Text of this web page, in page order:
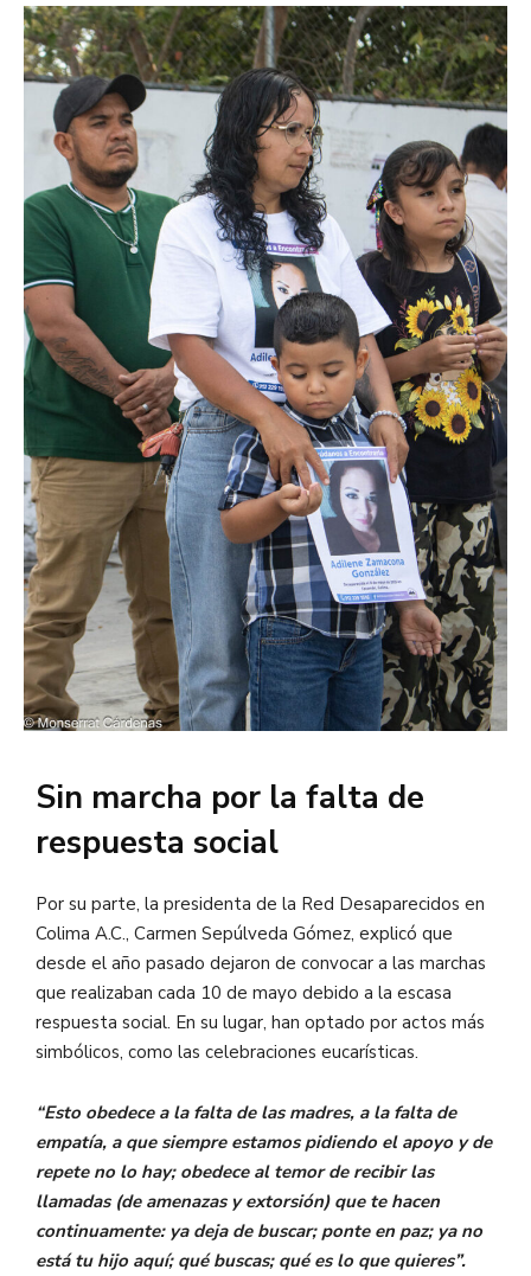
Sin marcha por la falta de
respuesta social
Por su parte, la presidenta de la Red Desaparecidos en
Colima A.C., Carmen Sepúlveda Gómez, explicó que
desde el año pasado dejaron de convocar a las marchas
que realizaban cada 10 de mayo debido a la escasa
respuesta social. En su lugar, han optado por actos más
simbólicos, como las celebraciones eucarísticas.
“Esto obedece a la falta de las madres, a la falta de
empatía, a que siempre estamos pidiendo el apoyo y de
repete no lo hay; obedece al temor de recibir las
llamadas (de amenazas y extorsión) que te hacen
continuamente: ya deja de buscar; ponte en paz; ya no
está tu hijo aquí; qué buscas; qué es lo que quieres”.